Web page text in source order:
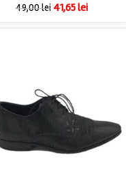
49,00lei 41,65lei